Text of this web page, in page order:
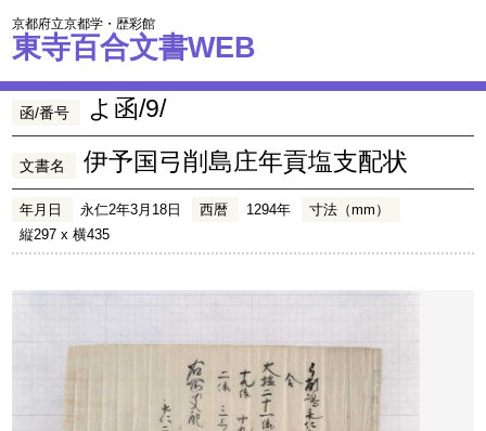
京都府立京都学・歴彩館
東寺百合文書WEB
函/番号 よ函/9/
文書名 伊予国弓削島庄年貢塩支配状
年月日 永仁2年3月18日 西暦 1294年
寸法（mm）
縦297 x 横435